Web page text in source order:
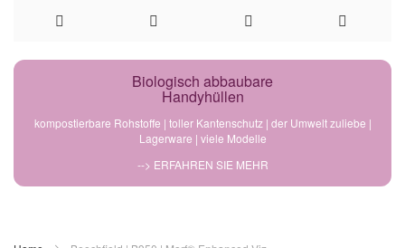
Direkt
Biologisch abbaubare
Handyhüllen
kompostierbare Rohstoffe | toller Kantenschutz | der Umwelt zuliebe |
Lagerware | viele Modelle
--> ERFAHREN SIE MEHR